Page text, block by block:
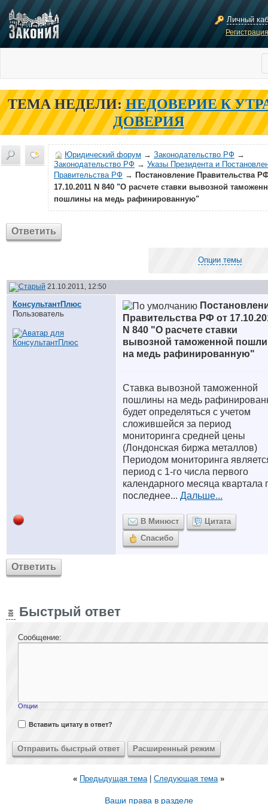
Личный
ТЕМА НЕДЕЛИ: НЕДОВЕРИЕ К
ДОВЕРИЯ
Юридический форум → Законодательство РФ →
Законодательство РФ → Указы Президента и
Правительства РФ → Постановление Правительства
17.10.2011 N 840 "О расчете ставки вывозной
пошлины на медь рафинированную"
Ответить
Опции темы
21.10.2011, 12:50
КонсультантПлюс
Пользователь
Правительства РФ от
N 840 "О расчете ставки
вывозной таможенной
на медь рафинированную"
Ставка вывозной таможенной
пошлины на медь
будет определяться с учетом
сложившейся за период
мониторинга средней цены
(Лондонская биржа металлов)
Периодом мониторинга
период с 1-го числа первого
календарного месяца квартала
последнее... Дальше...
В Минюст
Цитата
Спасибо
Ответить
Быстрый ответ
Сообщение:
Опции
Вставить цитату в ответ?
« Предыдущая тема| Следующая тема »
Ваши права в разделе